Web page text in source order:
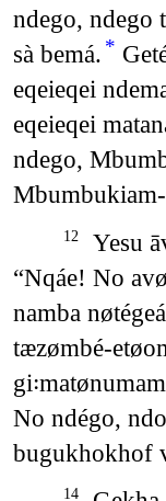
ndego, ndego
sà bemá. *
eqeieqei
eqeieqei
ndego,
Mbumbukiam-
12
Yesu
“Nqáe! No
namba
tæzømbé-
No ndégo,
bugukhokhof
14